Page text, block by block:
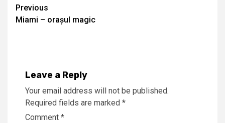
Continue
Reading
Previous
Miami – orașul magic
Leave a Reply
Your email address will not be published.
Required fields are marked *
Comment *